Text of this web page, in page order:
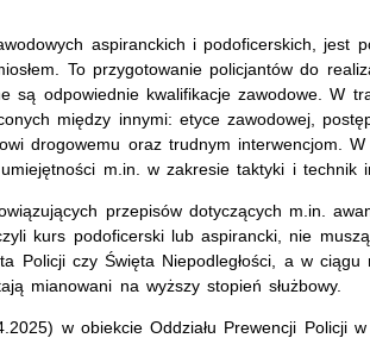
aspiranckich i podoficerskich, jest
To przygotowanie policjantów do
są odpowiednie kwalifikacje zawodowe. W
między innymi: etyce zawodowej,
drogowemu oraz trudnym interwencjom.
m.in. w zakresie taktyki i technik
przepisów dotyczących m.in.
kurs podoficerski lub aspirancki, nie
Policji czy Święta Niepodległości, a w
mianowani na wyższy stopień służbowy.
w obiekcie Oddziału Prewencji Policji